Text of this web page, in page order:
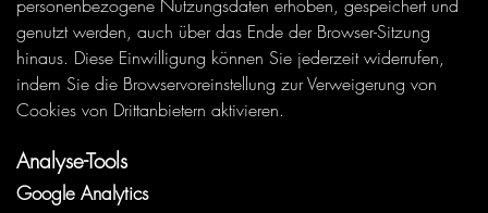
personenbezogene Nutzungsdaten erhoben, gespeichert und
genutzt werden, auch über das Ende der Browser-Sitzung
hinaus. Diese Einwilligung können Sie jederzeit widerrufen,
indem Sie die Browservoreinstellung zur Verweigerung von
Cookies von Drittanbietern aktivieren.
Analyse-Tools
Google Analytics